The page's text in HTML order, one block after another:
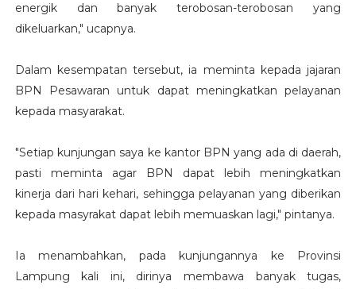
energik dan banyak terobosan-terobosan yang
dikeluarkan," ucapnya.
Dalam kesempatan tersebut, ia meminta kepada jajaran
BPN Pesawaran untuk dapat meningkatkan pelayanan
kepada masyarakat.
"Setiap kunjungan saya ke kantor BPN yang ada di daerah,
pasti meminta agar BPN dapat lebih meningkatkan
kinerja dari hari kehari, sehingga pelayanan yang diberikan
kepada masyrakat dapat lebih memuaskan lagi," pintanya.
Ia menambahkan, pada kunjungannya ke Provinsi
Lampung kali ini, dirinya membawa banyak tugas,